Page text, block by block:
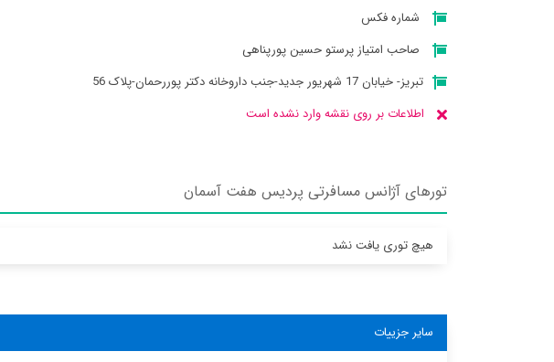
شماره فکس
صاحب امتیاز پرستو حسین پورپناهی
تبريز- خیابان 17 شهریور جدید-جنب داروخانه دکتر پوررحمان-پلاک 56
اطلاعات بر روی نقشه وارد نشده است
تورهای آژانس مسافرتی پرديس هفت آسمان
هیچ توری یافت نشد
سایر جزییات